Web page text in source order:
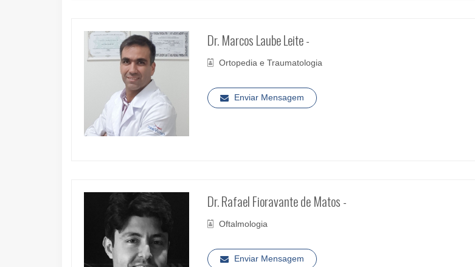
Dr. Marcos Laube Leite -
Ortopedia e Traumatologia
Enviar Mensagem
Dr. Rafael Fioravante de Matos -
Oftalmologia
Enviar Mensagem